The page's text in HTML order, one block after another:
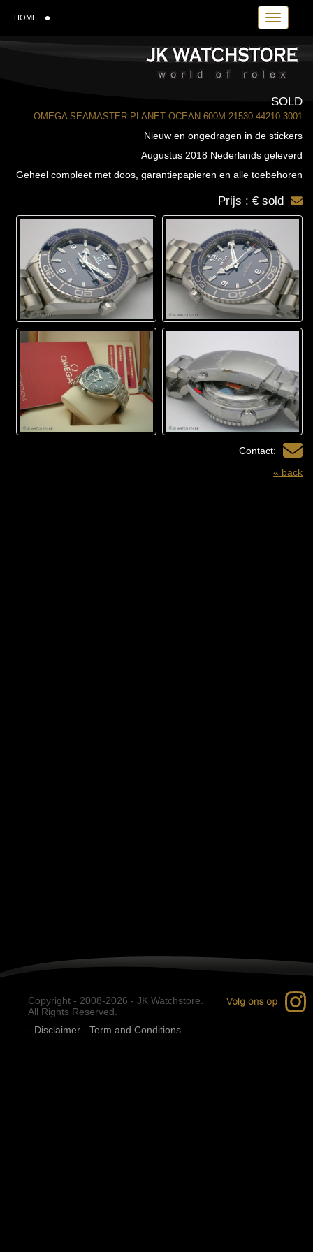
Toggle
HOME
SOLD
OMEGA SEAMASTER PLANET OCEAN 600M 21530.44210.3001
Nieuw en ongedragen in de stickers
Augustus 2018 Nederlands geleverd
Geheel compleet met doos, garantiepapieren en alle toebehoren
Prijs : € sold
Contact:
« back
Copyright - 2008-2026 - JK Watchstore.
All Rights Reserved.
- Disclaimer - Term and Conditions